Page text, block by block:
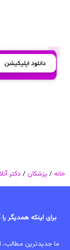
خانه / پزشکان / دکتر
برای اینکه همدیگر
ما جدیدترین مطالب،